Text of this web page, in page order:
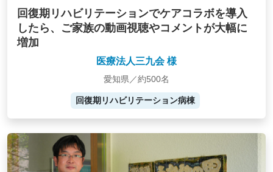
回復期リハビリテーションでケアコラボを導入
したら、ご家族の動画視聴やコメントが大幅に
増加
医療法人三九会 様
愛知県／約500名
回復期リハビリテーション病棟